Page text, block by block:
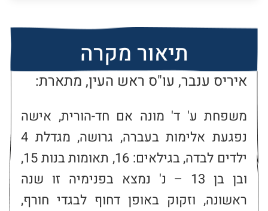
תיאור מקרה
איריס ענבר, עו"ס ראש העין, מתארת:
משפחת ע' ד' מונה אם חד-הורית, אישה
ילדים לבדה, בגילאים: 16, תאומות בנות 15,
ובן בן 13 – נ' נמצא בפנימיה זו שנה
ראשונה, וזקוק באופן דחוף לבגדי חורף,